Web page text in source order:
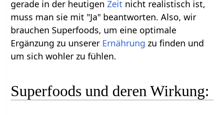
gerade in der heutigenZeit nicht realistisch ist,
muss man sie mit "Ja" beantworten. Also, wir
brauchen Superfoods, um eine optimale
Ergänzung zu unserer Ernährung zu finden und
um sich wohler zu fühlen.
Superfoods und deren Wirkung: